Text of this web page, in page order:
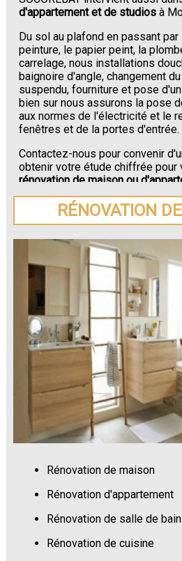
d'appartement et de studios à
Du sol au plafond en passant
peinture, le papier peint, la
carrelage, nous installations
baignoire d'angle, changement
suspendu, fourniture et pose
bien sur nous assurons la pose
aux normes de l'électricité et le
fenêtres et de la portes d'entrée.
Contactez-nous pour convenir
obtenir votre étude chiffrée pour
rénovation de maison ou
Moiremont.
RÉNOVATION
Rénovation de maison
Rénovation d'appartement
Rénovation de salle de bain
Rénovation de cuisine